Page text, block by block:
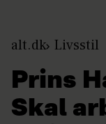
alt.dk Livsstil
Prins
Skal